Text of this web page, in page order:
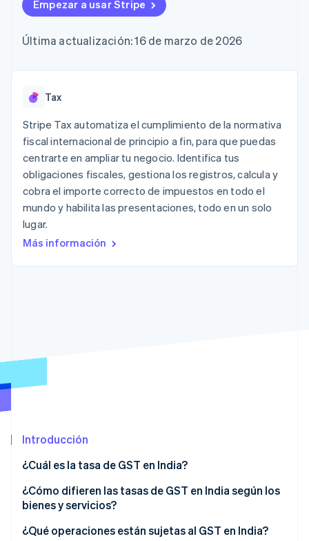
Métodos de
pago
de 125
Authorization
Boost
Optimizaciones
de aceptación
Link
Proceso de
compra
acelerado
Financial
Connections
Datos de ctas.
financieras
vinculadas
Recognition
Automatización
Stripe Sigma
personalizados
criptomoneda
Atlas
Verificación de identidad en línea
Descubre cómo Stripe construye la infraestructura
Gestión del dinero
SaaS
Empresas de IA
Economía de los
creadores
Juegos
Hostelería, viajes y ocio
Seguros
Medios de
Organizaciones sin
Servicios
Gestionar
Ofrecer cobro por
consumo
respaldadas por
Recursos
Integraciones de
aplicaciones
desarrolladores
Empresa
producto
Sessions
Contacto
Contacta con ventas
Conviértete en socio
Empezar a usar Stripe
Última actualización: 16 de marzo de 2026
Tax
Stripe Tax automatiza el cumplimiento de la normativa
fiscal internacional de principio a fin, para que puedas
centrarte en ampliar tu negocio. Identifica tus
obligaciones fiscales, gestiona los registros, calcula y
cobra el importe correcto de impuestos en todo el
mundo y habilita las presentaciones, todo en un solo
lugar.
Más información
Introducción
¿Cuál es la tasa de GST en India?
¿Cómo difieren las tasas de GST en India según los
bienes y servicios?
¿Qué operaciones están sujetas al GST en India?